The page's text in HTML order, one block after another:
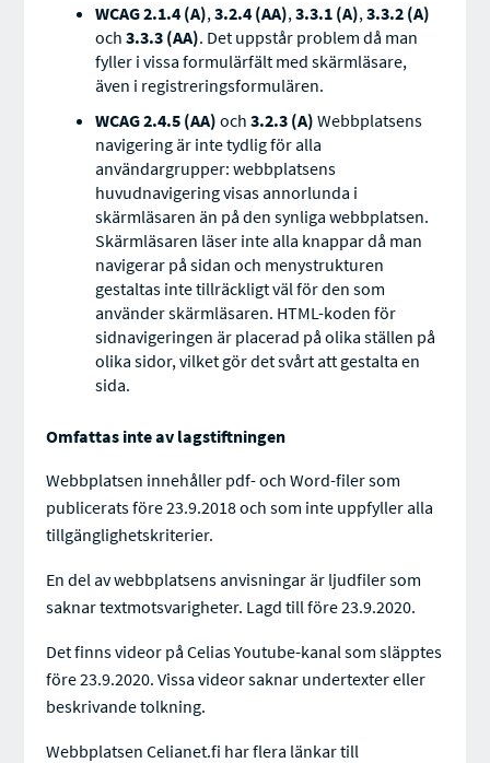
WCAG 2.1.4 (A),3.2.4 (AA),3.3.1 (A),3.3.2 (A)
och3.3.3 (AA). Det uppstår problem då man
fyller i vissa formulärfält med skärmläsare,
även i registreringsformulären.
WCAG 2.4.5 (AA) och3.2.3 (A) Webbplatsens
navigering är inte tydlig för alla
användargrupper: webbplatsens
huvudnavigering visas annorlunda i
skärmläsaren än på den synliga webbplatsen.
Skärmläsaren läser inte alla knappar då man
navigerar på sidan och menystrukturen
gestaltas inte tillräckligt väl för den som
använder skärmläsaren. HTML-koden för
sidnavigeringen är placerad på olika ställen på
olika sidor, vilket gör det svårt att gestalta en
sida.
Omfattas inte av lagstiftningen
Webbplatsen innehåller pdf- och Word-filer som
publicerats före 23.9.2018 och som inte uppfyller alla
tillgänglighetskriterier.
En del av webbplatsens anvisningar är ljudfiler som
saknar textmotsvarigheter. Lagd till före 23.9.2020.
Det finns videor på Celias Youtube-kanal som släpptes
före 23.9.2020. Vissa videor saknar undertexter eller
beskrivande tolkning.
Webbplatsen Celianet.fi har flera länkar till